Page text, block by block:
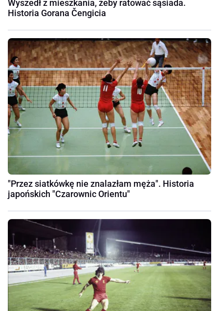
Wyszedł z mieszkania, żeby ratować sąsiada.
Historia Gorana Čengicia
"Przez siatkówkę nie znalazłam męża". Historia
japońskich "Czarownic Orientu"